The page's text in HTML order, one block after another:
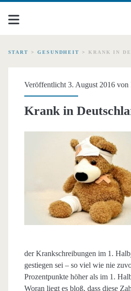
START > GESUNDHEIT > KRANK IN
Veröffentlicht 3. August 2016 von
Krank in
der Krankschreibungen im 1.
gestiegen sei – so viel wie nie
Prozentpunkte höher als im 1.
Woran liegt es bloß, dass diese